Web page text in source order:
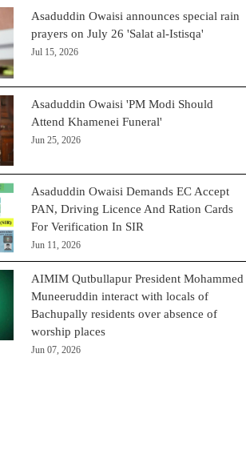
Asaduddin Owaisi announces special rain
prayers on July 26 'Salat al-Istisqa'
Jul 15, 2026
Asaduddin Owaisi 'PM Modi Should
Attend Khamenei Funeral'
Jun 25, 2026
Asaduddin Owaisi Demands EC Accept
PAN, Driving Licence And Ration Cards
For Verification In SIR
Jun 11, 2026
AIMIM Qutbullapur President Mohammed
Muneeruddin interact with locals of
Bachupally residents over absence of
worship places
Jun 07, 2026